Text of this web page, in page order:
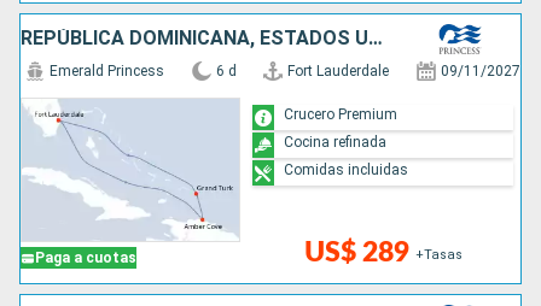
REPÚBLICA DOMINICANA, ESTADOS UNIDOS
Paga a cuotas
Emerald Princess 6 d Fort Lauderdale 09/11/2027
US$ 289 +Tasas
Crucero Premium
Cocina refinada
Comidas incluidas